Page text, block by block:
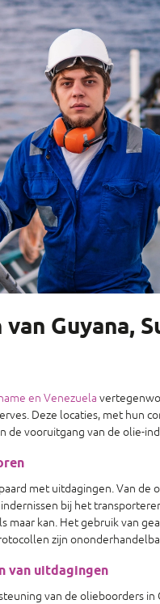
Guyana,
en Venezuela
Deze locaties, met hun
de vooruitgang van de olie-
met uitdagingen. Van de
bij het
maar kan. Het gebruik van
zijn
van uitdagingen
van de olieboorders in